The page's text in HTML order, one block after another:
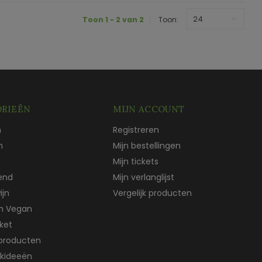
Toon 1 - 2 van 2 Toon: 24
Vegan
MIJN ACCOUNT
Registreren
Mijn bestellingen
Mijn tickets
Mijn verlanglijst
Vergelijk producten